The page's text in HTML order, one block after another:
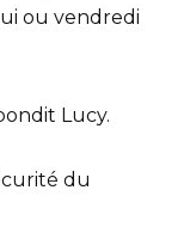
ou vendredi
Lucy.
du